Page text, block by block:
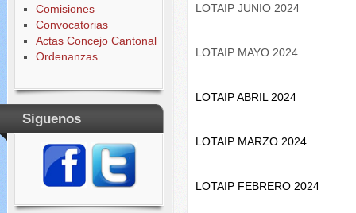
Comisiones
Convocatorias
Actas Concejo Cantonal
Ordenanzas
Siguenos
LOTAIP JUNIO 2024
LOTAIP MAYO 2024
LOTAIP ABRIL 2024
LOTAIP MARZO 2024
LOTAIP FEBRERO 2024